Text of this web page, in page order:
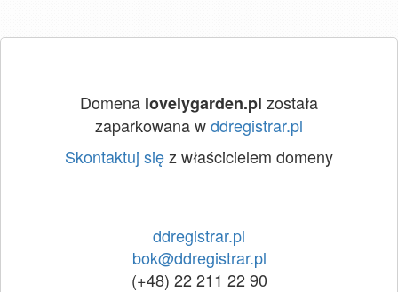
Domena lovelygarden.pl została
zaparkowana wddregistrar.pl
Skontaktuj sięz właścicielem domeny
ddregistrar.pl
bok@ddregistrar.pl
(+48) 22 211 22 90